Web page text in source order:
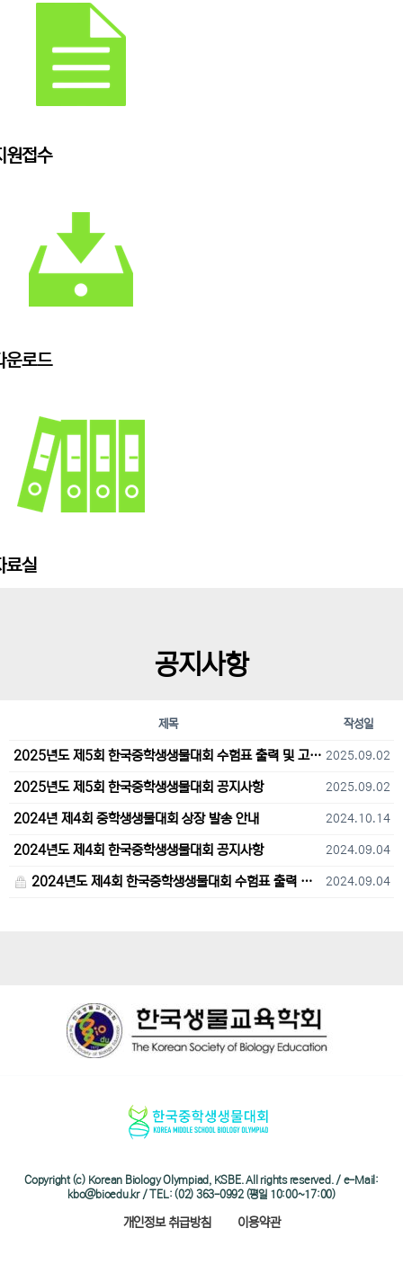
원접수
운로드
료실
공지사항
제목 작성일
2025년도 제5회 한국중학생생물대회 수험표 출력 및 고사장 오시는 길 안내 2025.09.02
2025년도 제5회 한국중학생생물대회 공지사항 2025.09.02
2024년 제4회 중학생생물대회 상장 발송 안내 2024.10.14
2024년도 제4회 한국중학생생물대회 공지사항 2024.09.04
2024년도 제4회 한국중학생생물대회 수험표 출력 및 고사장 오시는 길 안내 2024.09.04
Copyright (c) Korean Biology Olympiad, KSBE. All rights reserved. / e-Mail:
kbo@bioedu.kr / TEL: (02) 363-0992 (평일 10:00~17:00)
개인정보 취급방침 이용약관